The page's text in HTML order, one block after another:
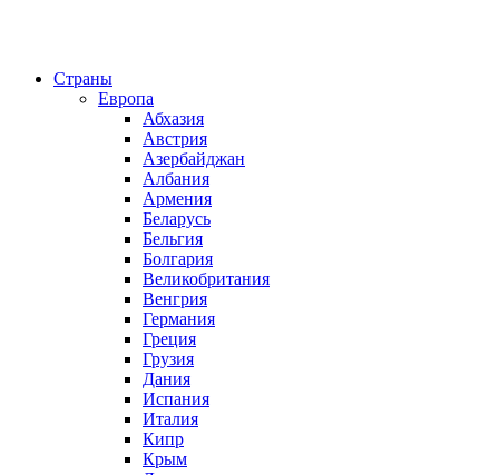
Страны
Европа
Абхазия
Австрия
Азербайджан
Албания
Армения
Беларусь
Бельгия
Болгария
Великобритания
Венгрия
Германия
Греция
Грузия
Дания
Испания
Италия
Кипр
Крым